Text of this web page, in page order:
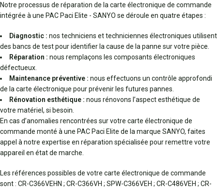
Notre processus de réparation de la carte électronique de commande
intégrée à une PAC Paci Elite - SANYO se déroule en quatre étapes :
Diagnostic : nos techniciens et techniciennes électroniques utilisent
des bancs de test pour identifier la cause de la panne sur votre pièce.
Réparation : nous remplaçons les composants électroniques
défectueux.
Maintenance préventive : nous effectuons un contrôle approfondi
de la carte électronique pour prévenir les futures pannes.
Rénovation esthétique : nous rénovons l’aspect esthétique de
votre matériel, si besoin.
En cas d’anomalies rencontrées sur votre carte électronique de
commande monté à une PAC Paci Elite de la marque SANYO, faites
appel à notre expertise en réparation spécialisée pour remettre votre
appareil en état de marche.
Les références possibles de votre carte électronique de commande
sont : CR-C366VEHN ; CR-C366VH ; SPW-C366VEH ; CR-C486VEH ; CR-